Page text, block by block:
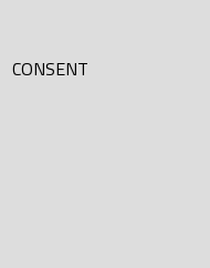
CONSENT